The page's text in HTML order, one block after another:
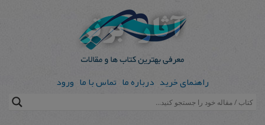
راهنمای خرید درباره ما تماس با ما ورود